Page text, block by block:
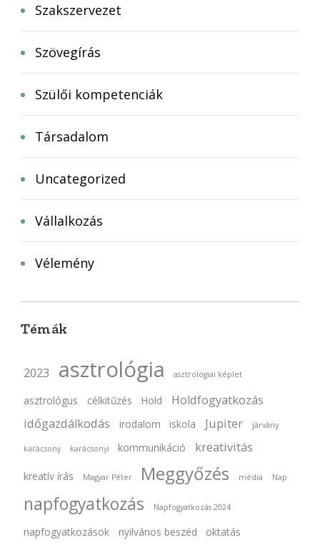
Szakszervezet
Szövegírás
Szülői kompetenciák
Társadalom
Uncategorized
Vállalkozás
Vélemény
Témák
2023 asztrológia asztrológiai képlet
asztrológus célkitűzés Hold
Holdfogyatkozás
időgazdálkodás
irodalom iskola Jupiter járvány
karácsony karácsonyi kommunikáció kreativitás
kreatív írás Magyar Péter Meggyőzés média Nap
napfogyatkozás Napfogyatkozás 2024
napfogyatkozások nyilvános beszéd oktatás